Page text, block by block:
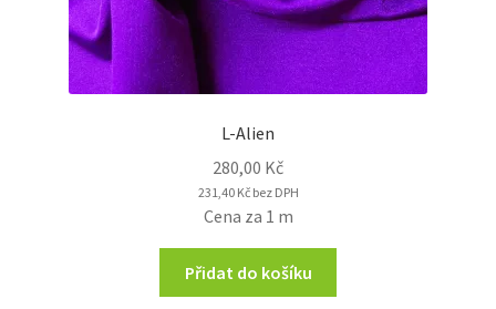
L-Alien
280,00 Kč
231,40 Kčbez DPH
Cena za 1 m
Přidat do košíku